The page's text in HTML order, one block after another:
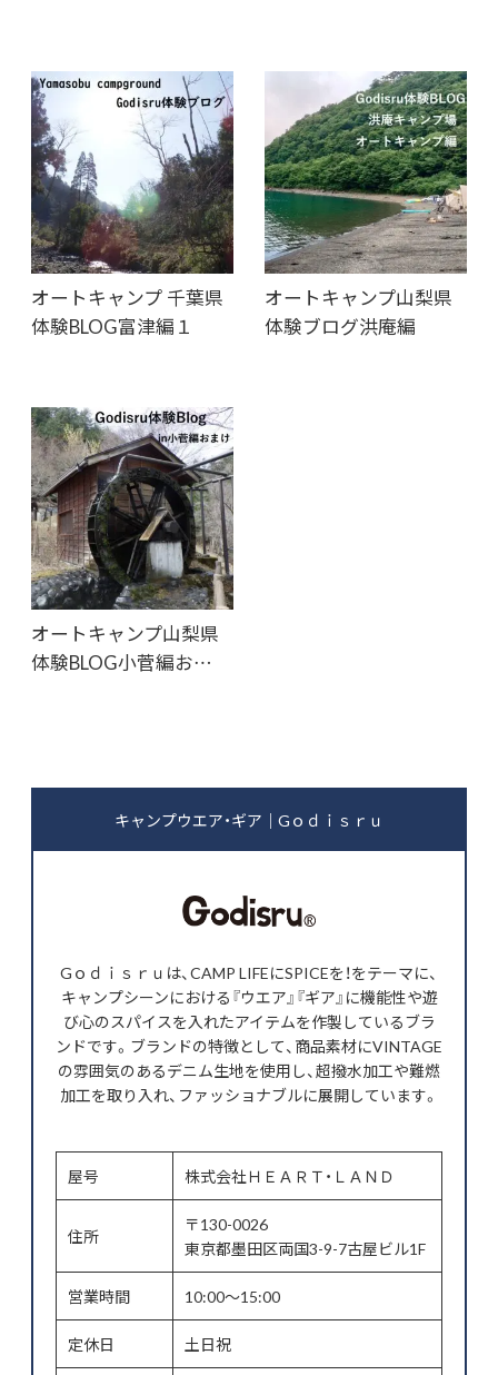
オートキャンプ 千葉県
体験BLOG富津編１
オートキャンプ山梨県
体験ブログ洪庵編
オートキャンプ山梨県
体験BLOG小菅編お…
キャンプウエア・ギア｜Gｏｄｉｓｒｕ
Gｏｄｉｓｒｕは、CAMP LIFEにSPICEを！をテーマに、
キャンプシーンにおける『ウエア』『ギア』に機能性や遊
び心のスパイスを入れたアイテムを作製しているブラ
ンドです。ブランドの特徴として、商品素材にVINTAGE
の雰囲気のあるデニム生地を使用し、超撥水加工や難燃
加工を取り入れ、ファッショナブルに展開しています。
屋号 株式会社ＨＥＡＲＴ・ＬＡＮＤ
住所
〒130-0026
東京都墨田区両国3-9-7古屋ビル1F
営業時間 10:00～15:00
定休日 土日祝